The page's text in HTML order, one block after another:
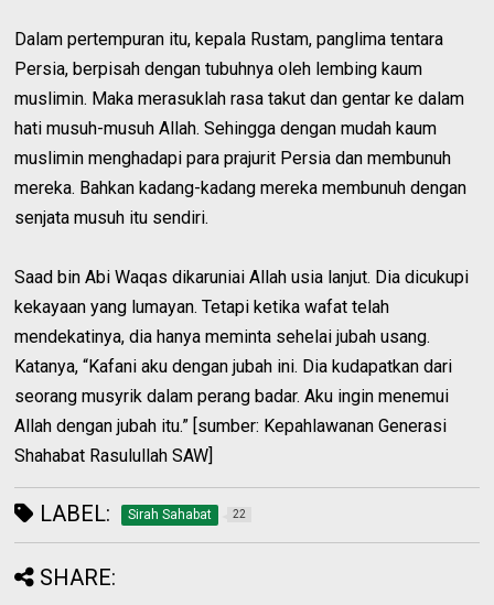
Dalam pertempuran itu, kepala Rustam, panglima tentara
Persia, berpisah dengan tubuhnya oleh lembing kaum
muslimin. Maka merasuklah rasa takut dan gentar ke dalam
hati musuh-musuh Allah. Sehingga dengan mudah kaum
muslimin menghadapi para prajurit Persia dan membunuh
mereka. Bahkan kadang-kadang mereka membunuh dengan
senjata musuh itu sendiri.
Saad bin Abi Waqas dikaruniai Allah usia lanjut. Dia dicukupi
kekayaan yang lumayan. Tetapi ketika wafat telah
mendekatinya, dia hanya meminta sehelai jubah usang.
Katanya, “Kafani aku dengan jubah ini. Dia kudapatkan dari
seorang musyrik dalam perang badar. Aku ingin menemui
Allah dengan jubah itu.” [sumber: Kepahlawanan Generasi
Shahabat Rasulullah SAW]
LABEL: Sirah Sahabat 22
SHARE: